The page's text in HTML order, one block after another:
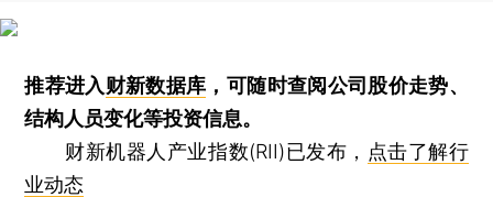
推荐进入财新数据库 ，可随时查阅公司股价走势、
结构人员变化等投资信息。
财新机器人产业指数(RII)已发布， 点击了解行
业动态